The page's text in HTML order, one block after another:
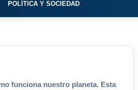
POLÍTICA Y SOCIEDAD
funciona nuestro planeta. Esta